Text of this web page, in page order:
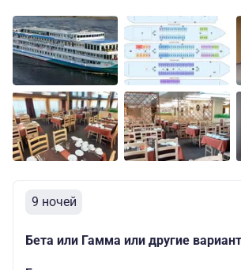
9 ночей
Бета или Гамма или другие